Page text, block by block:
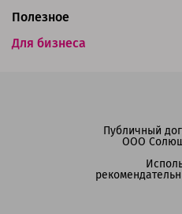
Для бизнеса
Полезное
Публичный
ООО